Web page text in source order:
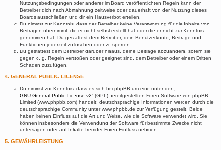
Nutzungsbedingungen oder anderer im Board veröffentlichten Regeln kann der
Betreiber dich nach Abmahnung zeitweise oder dauerhaft von der Nutzung dieses
Boards ausschließen und dir ein Hausverbot erteilen.
Du nimmst zur Kenntnis, dass der Betreiber keine Verantwortung für die Inhalte von
Beiträgen übernimmt, die er nicht selbst erstellt hat oder die er nicht zur Kenntnis
genommen hat. Du gestattest dem Betreiber, dein Benutzerkonto, Beiträge und
Funktionen jederzeit zu löschen oder zu sperren.
Du gestattest dem Betreiber darüber hinaus, deine Beiträge abzuändern, sofern sie
gegen o. g. Regeln verstoßen oder geeignet sind, dem Betreiber oder einem Dritten
Schaden zuzufügen.
4. GENERAL PUBLIC LICENSE
Du nimmst zur Kenntnis, dass es sich bei phpBB um eine unter der „
GNU General Public License v2“ (GPL) bereitgestellten Foren-Software von phpBB
Limited (www.phpbb.com) handelt; deutschsprachige Informationen werden durch die
deutschsprachige Community unter www.phpbb.de zur Verfügung gestellt. Beide
haben keinen Einfluss auf die Art und Weise, wie die Software verwendet wird. Sie
können insbesondere die Verwendung der Software für bestimmte Zwecke nicht
untersagen oder auf Inhalte fremder Foren Einfluss nehmen.
5. GEWÄHRLEISTUNG